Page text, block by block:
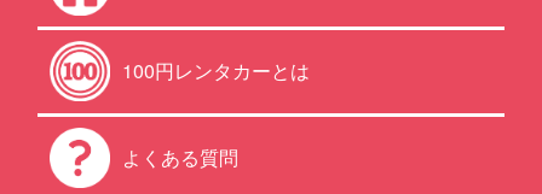
100円レンタカーとは
よくある質問